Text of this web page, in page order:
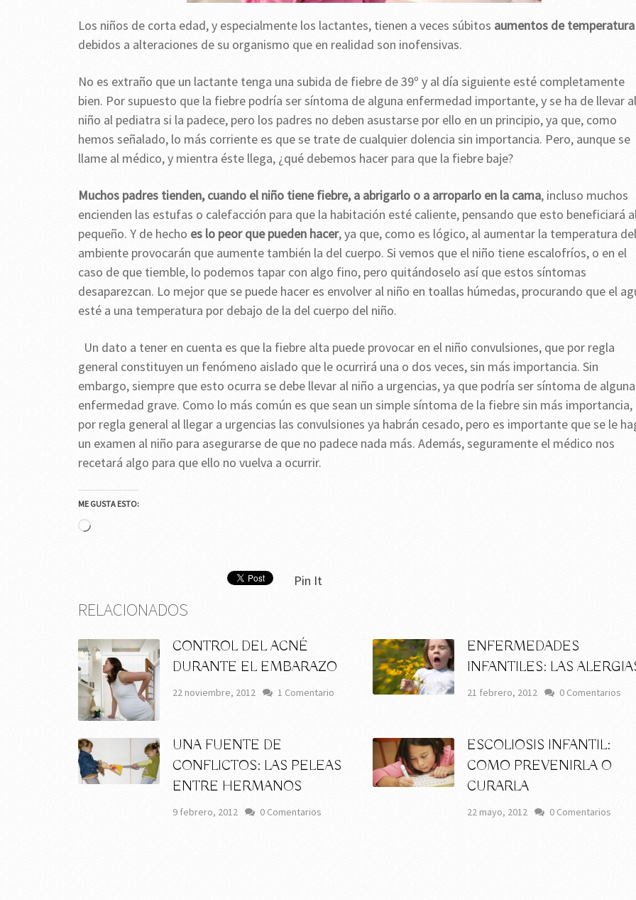
Los niños de corta edad, y especialmente los lactantes, tienen a veces súbitos aumentos de temperatura
debidos a alteraciones de su organismo que en realidad son inofensivas.
No es extraño que un lactante tenga una subida de fiebre de 39º y al día siguiente esté completamente
bien. Por supuesto que la fiebre podría ser síntoma de alguna enfermedad importante, y se ha de llevar al
niño al pediatra si la padece, pero los padres no deben asustarse por ello en un principio, ya que, como
hemos señalado, lo más corriente es que se trate de cualquier dolencia sin importancia. Pero, aunque se
llame al médico, y mientra éste llega, ¿qué debemos hacer para que la fiebre baje?
Muchos padres tienden, cuando el niño tiene fiebre, a abrigarlo o a arroparlo en la cama, incluso muchos
encienden las estufas o calefacción para que la habitación esté caliente, pensando que esto beneficiará
pequeño. Y de hecho es lo peor que pueden hacer, ya que, como es lógico, al aumentar la temperatura del
ambiente provocarán que aumente también la del cuerpo. Si vemos que el niño tiene escalofríos, o en el
caso de que tiemble, lo podemos tapar con algo fino, pero quitándoselo así que estos síntomas
desaparezcan. Lo mejor que se puede hacer es envolver al niño en toallas húmedas, procurando que el
esté a una temperatura por debajo de la del cuerpo del niño.
Un dato a tener en cuenta es que la fiebre alta puede provocar en el niño convulsiones, que por regla
general constituyen un fenómeno aislado que le ocurrirá una o dos veces, sin más importancia. Sin
embargo, siempre que esto ocurra se debe llevar al niño a urgencias, ya que podría ser síntoma de alguna
enfermedad grave. Como lo más común es que sean un simple síntoma de la fiebre sin más importancia,
por regla general al llegar a urgencias las convulsiones ya habrán cesado, pero es importante que se le
un examen al niño para asegurarse de que no padece nada más. Además, seguramente el médico nos
recetará algo para que ello no vuelva a ocurrir.
ME GUSTA ESTO:
Cargando...
Pin It
RELACIONADOS
CONTROL DEL ACNÉ
DURANTE EL EMBARAZO
22 noviembre, 2012 1 Comentario
ENFERMEDADES
INFANTILES: LAS
21 febrero, 2012 0 Comentarios
UNA FUENTE DE
CONFLICTOS: LAS PELEAS
ENTRE HERMANOS
9 febrero, 2012 0 Comentarios
ESCOLIOSIS INFANTIL:
COMO PREVENIRLA O
CURARLA
22 mayo, 2012 0 Comentarios